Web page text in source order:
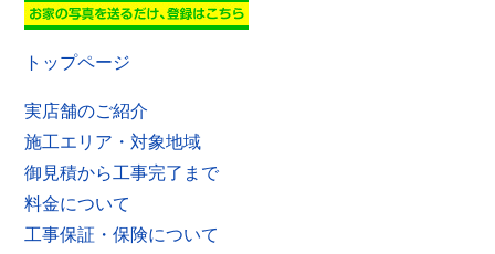
トップページ
実店舗のご紹介
施工エリア・対象地域
御見積から工事完了まで
料金について
工事保証・保険について